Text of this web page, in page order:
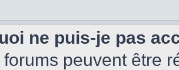
ne puis-je pas
peuvent être